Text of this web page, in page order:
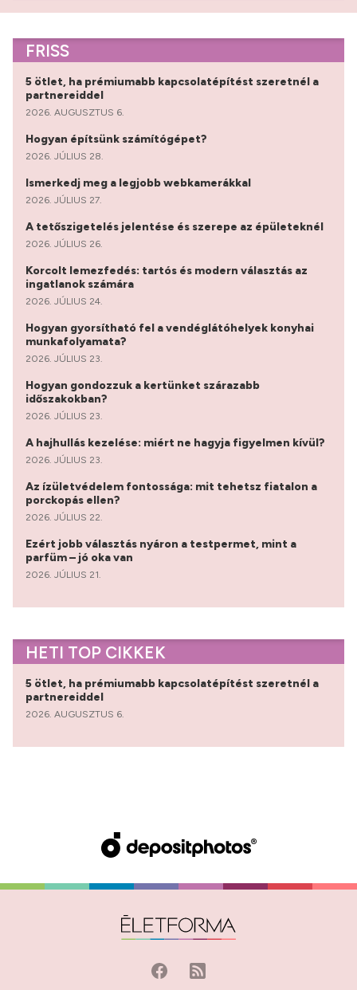
FRISS
5 ötlet, ha prémiumabb kapcsolatépítést szeretnél a
partnereiddel
2026. AUGUSZTUS 6.
Hogyan építsünk számítógépet?
2026. JÚLIUS 28.
Ismerkedj meg a legjobb webkamerákkal
2026. JÚLIUS 27.
A tetőszigetelés jelentése és szerepe az épületeknél
2026. JÚLIUS 26.
Korcolt lemezfedés: tartós és modern választás az
ingatlanok számára
2026. JÚLIUS 24.
Hogyan gyorsítható fel a vendéglátóhelyek konyhai
munkafolyamata?
2026. JÚLIUS 23.
Hogyan gondozzuk a kertünket szárazabb
időszakokban?
2026. JÚLIUS 23.
A hajhullás kezelése: miért ne hagyja figyelmen kívül?
2026. JÚLIUS 23.
Az ízületvédelem fontossága: mit tehetsz fiatalon a
porckopás ellen?
2026. JÚLIUS 22.
Ezért jobb választás nyáron a testpermet, mint a
parfüm – jó oka van
2026. JÚLIUS 21.
HETI TOP CIKKEK
5 ötlet, ha prémiumabb kapcsolatépítést szeretnél a
partnereiddel
2026. AUGUSZTUS 6.